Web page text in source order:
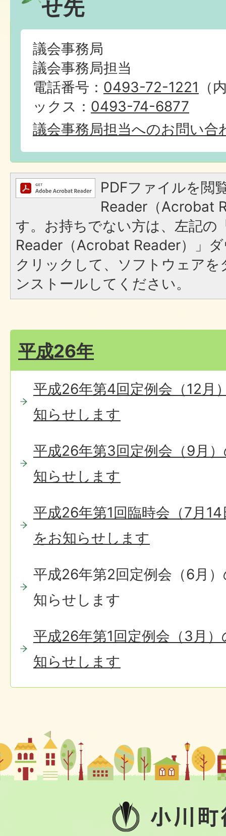
せ先
議会事務局
議会事務局担当
電話番号： 0493-72-1221 （
ックス： 0493-74-6877
議会事務局担当へのお問い合
PDFファイルを閲
Reader（Acrobat
す。お持ちでない方は、左記の
Reader（Acrobat Reader）」
クリックして、ソフトウェア
ンストールしてください。
平成26年
平成26年第4回定例会（12月
知らせします
平成26年第3回定例会（9月
知らせします
平成26年第1回臨時会（7月
をお知らせします
平成26年第2回定例会（6月
知らせします
平成26年第1回定例会（3月
知らせします
小
川